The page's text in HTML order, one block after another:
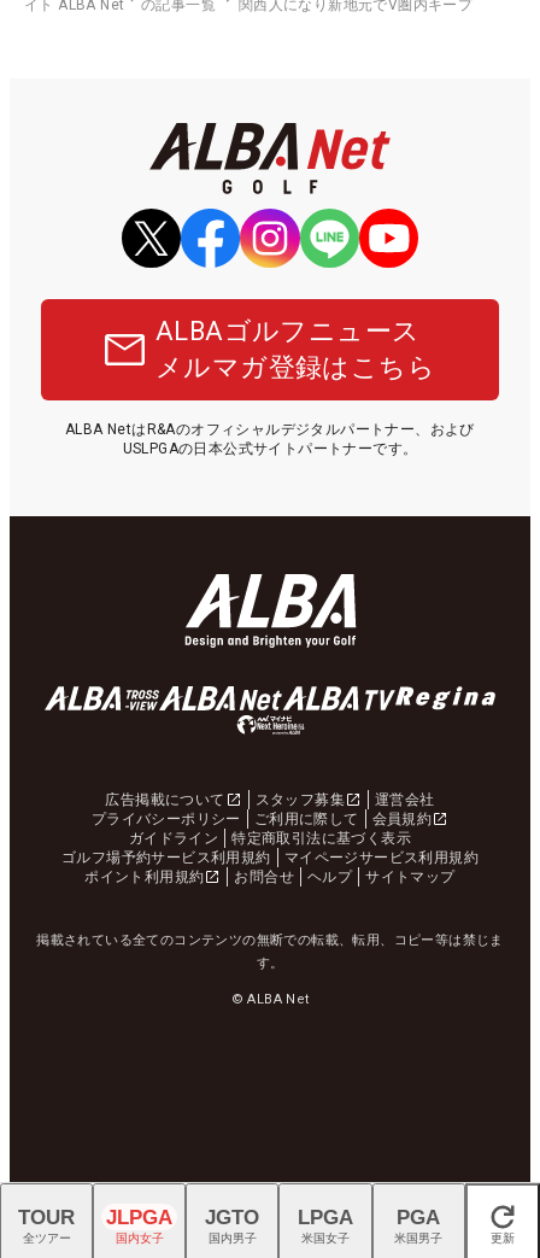
イト ALBA Net
の記事一覧
関西人になり新地元でV圏内キープ
ALBAゴルフニュース
メルマガ登録はこちら
ALBA NetはR&Aのオフィシャルデジタルパートナー、および
USLPGAの日本公式サイトパートナーです。
広告掲載について スタッフ募集
運営会社
プライバシーポリシー
ご利用に際して
会員規約
ガイドライン
特定商取引法に基づく表示
ゴルフ場予約サービス利用規約
マイページサービス利用規約
ポイント利用規約
お問合せ ヘルプ サイトマップ
掲載されている全てのコンテンツの無断での転載、転用、コピー等は禁じま
す。
© ALBA Net
閉じる
TOUR
全ツアー
JLPGA
国内女子
JGTO
国内男子
LPGA
米国女子
PGA
米国男子 更新